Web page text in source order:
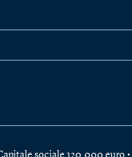
sociale 120.000 euro •